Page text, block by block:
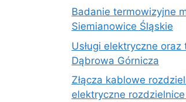
Badanie termowizyjne
Siemianowice Śląskie
Usługi elektryczne
Dąbrowa Górnicza
Złącza kablowe
elektryczne